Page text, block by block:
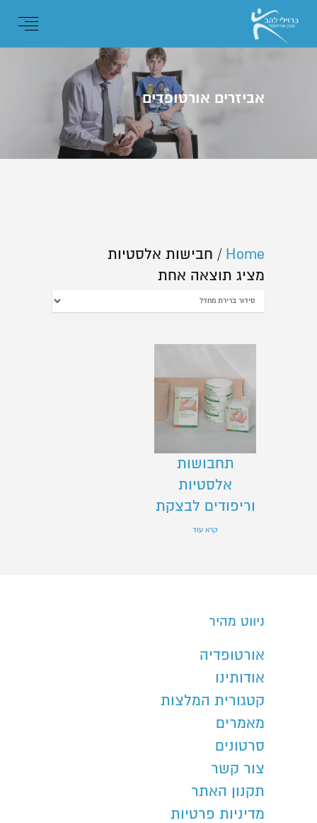
אביזרים אורטופדים
Home
/ חבישות אלסטיות
מציג תוצאה אחת
תחבושות
אלסטיות
וריפודים לבצקת
קרא עוד
ניווט מהיר
אורטופדיה
אודותינו
קטגורית המלצות
מאמרים
סרטונים
צור קשר
תקנון האתר
מדיניות פרטיות